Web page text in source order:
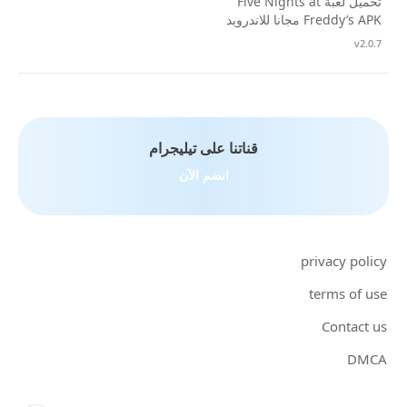
Freddy’s APK مجانا للاندرويد
v2.0.7
قناتنا على تيليجرام
انضم الآن
privacy policy
terms of use
Contact us
DMCA